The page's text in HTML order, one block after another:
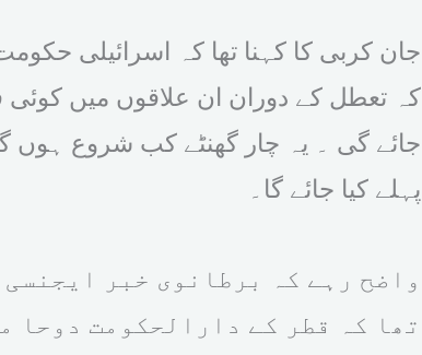
جان کربی کا کہنا تھا کہ اسرائیلی
کہ تعطل کے دوران ان علاقوں میں کوئی
جائے گی ۔ یہ چار گھنٹے کب شروع ہوں
پہلے کیا جائے گا۔
واضح رہے کہ برطانوی خبر
تھا کہ قطر کے دارالحکومت دوحا